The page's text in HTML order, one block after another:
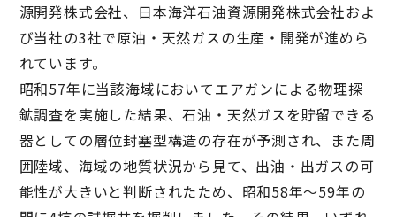
源開発株式会社、日本海洋石油資源開発株式会社およ
び当社の3社で原油・天然ガスの生産・開発が進めら
れています。
昭和57年に当該海域においてエアガンによる物理探
鉱調査を実施した結果、石油・天然ガスを貯留できる
器としての層位封塞型構造の存在が予測され、また周
囲陸域、海域の地質状況から見て、出油・出ガスの可
能性が大きいと判断されたため、昭和58年～59年の